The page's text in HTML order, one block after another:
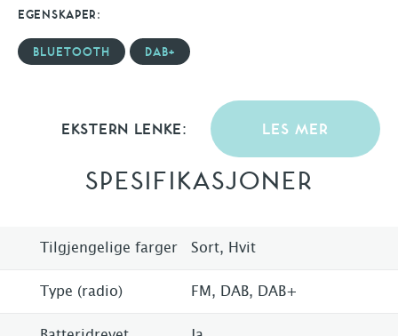
EGENSKAPER:
BLUETOOTH DAB+
EKSTERN LENKE: LES MER
SPESIFIKASJONER
Tilgjengelige farger Sort, Hvit
Type (radio) FM, DAB, DAB+